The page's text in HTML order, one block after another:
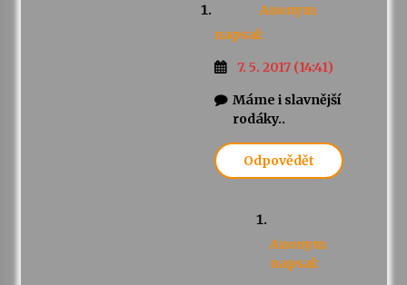
Anonym
napsal:
7. 5. 2017 (14:41)
Máme i slavnější
rodáky..
Odpovědět
Anonym
napsal: